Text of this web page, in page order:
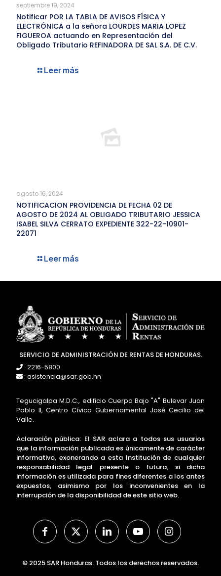
septiembre 19, 2024
Notificar POR LA TABLA DE AVISOS FÍSICA Y
ELECTRÓNICA a la señora LOURDES MARIA LOPEZ
FIGUEROA actuando en Representación del
Obligado Tributario REFINADORA DE SAL S.A. DE C.V.
Leer más
agosto 16, 2024
NOTIFICACION PROVIDENCIA DE FECHA 02 DE
AGOSTO DE 2024 AL OBLIGADO TRIBUTARIO JESSICA
ISABEL SILVA CERRATO EXPEDIENTE 322-22-10901-
22071
Leer más
SERVICIO DE ADMINISTRACIÓN DE RENTAS DE HONDURAS.
: 2216-5800
: asistencia@sar.gob.hn
Tegucigalpa M.D.C., edificio Cuerpo Bajo "A" Bulevar Juan
Pablo II, Centro Cívico Gubernamental José Cecilio del
Valle.
Aclaración pública: El SAR aclara a todos sus usuarios
que la información publicada es únicamente de carácter
informativo, exonerando a esta Institución de cualquier
responsabilidad legal presente o futura, si dicha
información es utilizada para fines diferentes a los antes
expuestos, asimismo por los inconvenientes en la
interrupción de la disponibilidad de este sitio web.
© 2025 SAR Honduras. Todos los derechos reservados.